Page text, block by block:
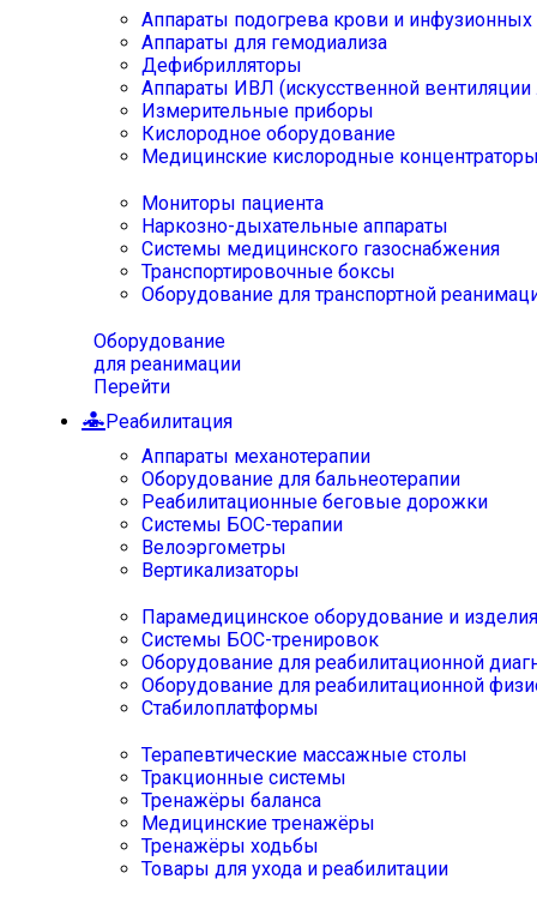
Аппараты подогрева крови и инфузионных
Аппараты для гемодиализа
Дефибрилляторы
Аппараты ИВЛ (искусственной вентиляции
Измерительные приборы
Кислородное оборудование
Медицинские кислородные
Мониторы пациента
Наркозно-дыхательные аппараты
Системы медицинского газоснабжения
Транспортировочные боксы
Оборудование для транспортной
Оборудование
для реанимации
Перейти
Реабилитация
Аппараты механотерапии
Оборудование для бальнеотерапии
Реабилитационные беговые дорожки
Системы БОС-терапии
Велоэргометры
Вертикализаторы
Парамедицинское оборудование и изделия
Системы БОС-тренировок
Оборудование для реабилитационной
Оборудование для реабилитационной
Стабилоплатформы
Терапевтические массажные столы
Тракционные системы
Тренажёры баланса
Медицинские тренажёры
Тренажёры ходьбы
Товары для ухода и реабилитации